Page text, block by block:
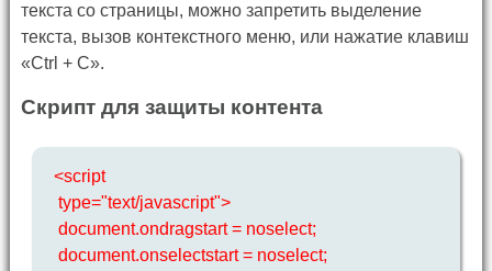
текста со страницы, можно запретить выделение
текста, вызов контекстного меню, или нажатие клавиш
«Ctrl + C».
Скрипт для защиты контента
<script
type="text/javascript">
document.ondragstart = noselect;
document.onselectstart = noselect;